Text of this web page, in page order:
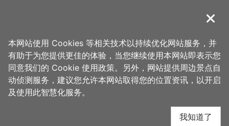
導覽
首页 > 想去的地方 > 住宿 > 古华花园饭店(5星)
古华花园饭店(5星) 周
边店家
关闭
本网站使用 Cookies 等相关技术以持续优化网站服务，并
有助于为您提供更佳的体验，当您继续使用本网站即表示您
同意我们的 Cookie 使用政策。另外，网站提供周边景点自
动侦测服务，建议您允许本网站取得您的位置资讯，以开启
及使用此智慧化服务。
我知道了